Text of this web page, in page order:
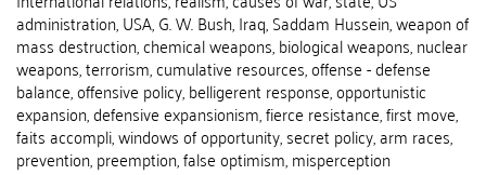
administration, USA, G. W. Bush, Iraq, Saddam Hussein, weapon of
mass destruction, chemical weapons, biological weapons, nuclear
weapons, terrorism, cumulative resources, offense - defense
balance, offensive policy, belligerent response, opportunistic
expansion, defensive expansionism, fierce resistance, first move,
faits accompli, windows of opportunity, secret policy, arm races,
prevention, preemption, false optimism, misperception